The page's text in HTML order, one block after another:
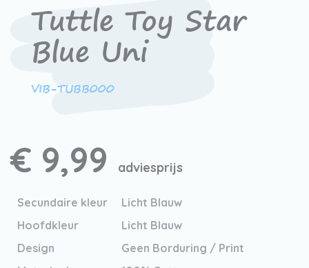
Tuttle Toy Star
Blue Uni
VIB-TUBB000
€ 9,99 adviesprijs
Secundaire kleur
Licht Blauw
Hoofdkleur
Licht Blauw
Design
Geen Borduring / Print